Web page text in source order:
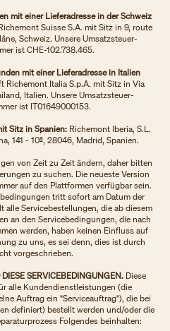
mit einer Lieferadresse in der Schweiz
Suisse S.A. mit Sitz in 9, route
Schweiz. Unsere Umsatzsteuer-
ist CHE-102.738.465.
mit einer Lieferadresse in Italien
Richemont Italia S.p.A. mit Sitz in Via
Italien. Unsere Umsatzsteuer-
ist IT01649000153.
Sitz in Spanien: Richemont Iberia, S.L.
141 - 10ª, 28046, Madrid, Spanien.
von Zeit zu Zeit ändern, daher bitten
zu suchen. Die neueste Version
auf den Plattformen verfügbar sein.
tritt sofort am Datum der
Servicebestellungen, die ab diesem
an den Servicebedingungen, die nach
werden, haben keinen Einfluss auf
zu uns, es sei denn, dies ist durch
vorgeschrieben.
SERVICEBEDINGUNGEN. Diese
alle Kundendienstleistungen (die
Auftrag ein "Serviceauftrag"), die bei
definiert) bestellt werden und/oder die
Folgendes beinhalten: